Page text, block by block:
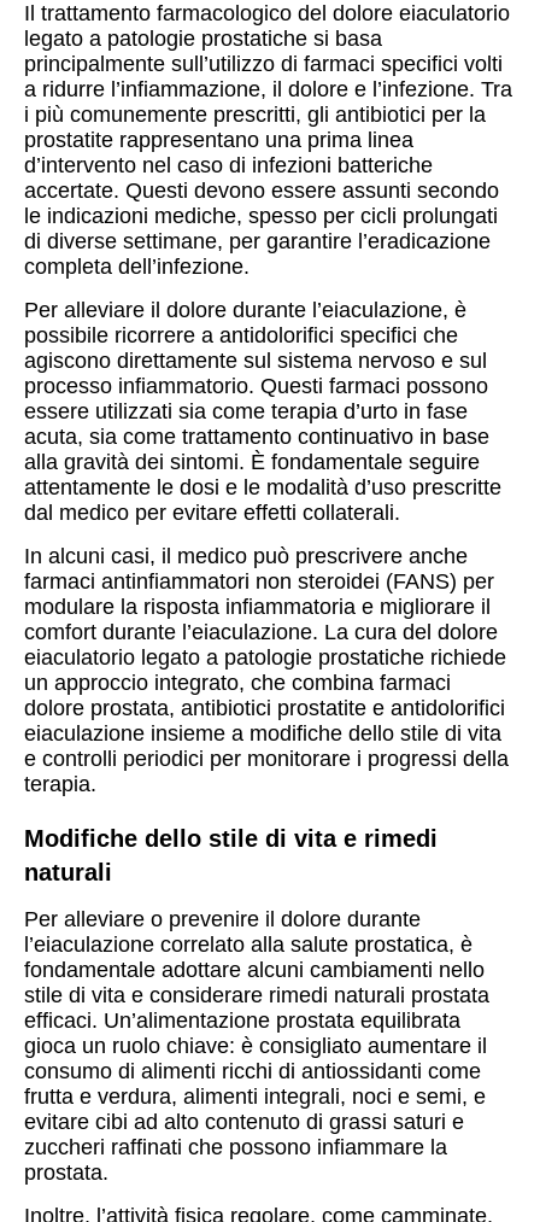
Il trattamento farmacologico del dolore eiaculatorio
legato a patologie prostatiche si basa
principalmente sull’utilizzo di farmaci specifici volti
a ridurre l’infiammazione, il dolore e l’infezione. Tra
i più comunemente prescritti, gli antibiotici per la
prostatite rappresentano una prima linea
d’intervento nel caso di infezioni batteriche
accertate. Questi devono essere assunti secondo
le indicazioni mediche, spesso per cicli prolungati
di diverse settimane, per garantire l’eradicazione
completa dell’infezione.
Per alleviare il dolore durante l’eiaculazione, è
possibile ricorrere a antidolorifici specifici che
agiscono direttamente sul sistema nervoso e sul
processo infiammatorio. Questi farmaci possono
essere utilizzati sia come terapia d’urto in fase
acuta, sia come trattamento continuativo in base
alla gravità dei sintomi. È fondamentale seguire
attentamente le dosi e le modalità d’uso prescritte
dal medico per evitare effetti collaterali.
In alcuni casi, il medico può prescrivere anche
farmaci antinfiammatori non steroidei (FANS) per
modulare la risposta infiammatoria e migliorare il
comfort durante l’eiaculazione. La cura del dolore
eiaculatorio legato a patologie prostatiche richiede
un approccio integrato, che combina farmaci
dolore prostata, antibiotici prostatite e antidolorifici
eiaculazione insieme a modifiche dello stile di vita
e controlli periodici per monitorare i progressi della
terapia.
Modifiche dello stile di vita e rimedi
naturali
Per alleviare o prevenire il dolore durante
l’eiaculazione correlato alla salute prostatica, è
fondamentale adottare alcuni cambiamenti nello
stile di vita e considerare rimedi naturali prostata
efficaci. Un’alimentazione prostata equilibrata
gioca un ruolo chiave: è consigliato aumentare il
consumo di alimenti ricchi di antiossidanti come
frutta e verdura, alimenti integrali, noci e semi, e
evitare cibi ad alto contenuto di grassi saturi e
zuccheri raffinati che possono infiammare la
prostata.
Inoltre, l’attività fisica regolare, come camminate,